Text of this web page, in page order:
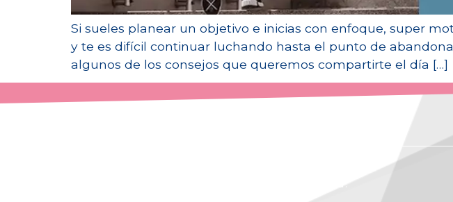
Si sueles planear un objetivo e inicias con enfoque, super
y te es difícil continuar luchando hasta el punto de
algunos de los consejos que queremos compartirte el día […]
¡De posibilidad a realidad!